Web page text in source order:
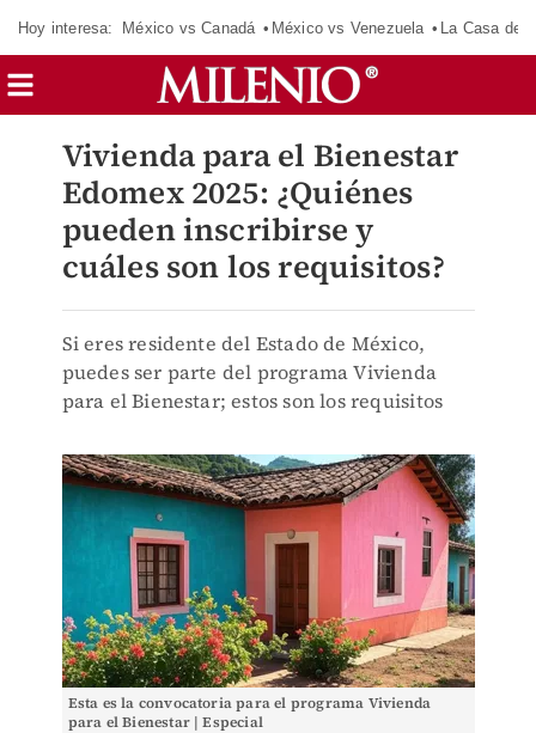
Hoy interesa: México vs Canadá México vs Venezuela La Casa de
Vivienda para el Bienestar
Edomex 2025: ¿Quiénes
pueden inscribirse y
cuáles son los requisitos?
Si eres residente del Estado de México,
puedes ser parte del programa Vivienda
para el Bienestar; estos son los requisitos
Esta es la convocatoria para el programa Vivienda
para el Bienestar | Especial